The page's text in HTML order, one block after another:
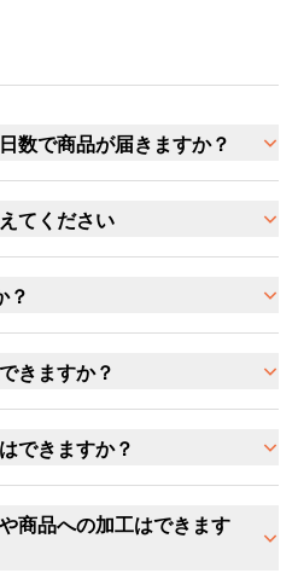
数で商品が届きますか？
てください
？
きますか？
できますか？
商品への加工はできます